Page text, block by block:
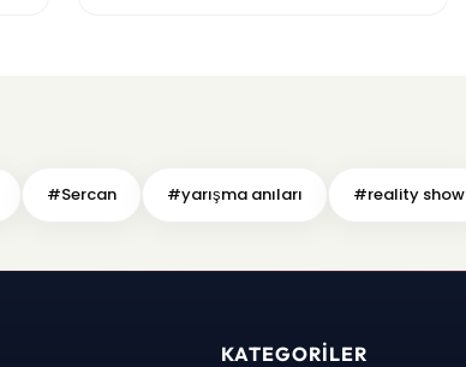
#Sercan #yarışma anıları #reality show
KATEGORILER